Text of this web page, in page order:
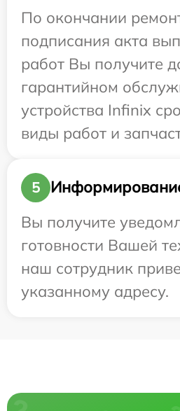
По окончании
подписания акта
работ Вы получите
гарантийном
устройства Infinix
виды работ и
5
Вы получите
готовности Вашей
наш сотрудник
указанному адресу.